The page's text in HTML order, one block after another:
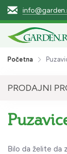
Početna
PRODAJNI
Bilo da želite da